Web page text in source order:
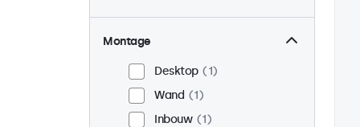
Montage
Desktop
1
Wand
1
Inbouw
1